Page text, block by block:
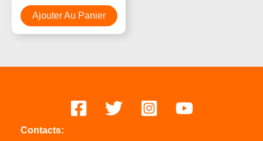
Sur
5
Ajouter Au Panier
Contacts: